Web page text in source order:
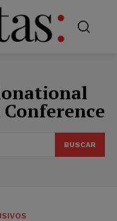
BUSCAR